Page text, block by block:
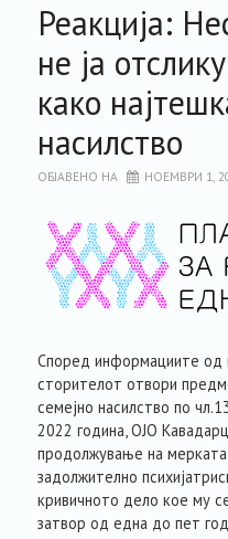
Реакција:
не ја
како
насилство
ОБЈАВЕНО НА НОЕМВРИ 1,
Според информациите од
сторителот отвори
семејно насилство по
2022 година, ОЈО
продолжување на
задолжително
кривичното дело кое му
затвор од една до пет